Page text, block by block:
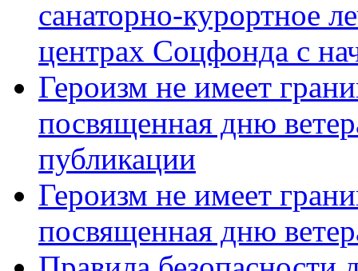
санаторно-курортное
центрах Соцфонда с
Героизм не имеет
посвященная дню
публикации
Героизм не имеет
посвященная дню